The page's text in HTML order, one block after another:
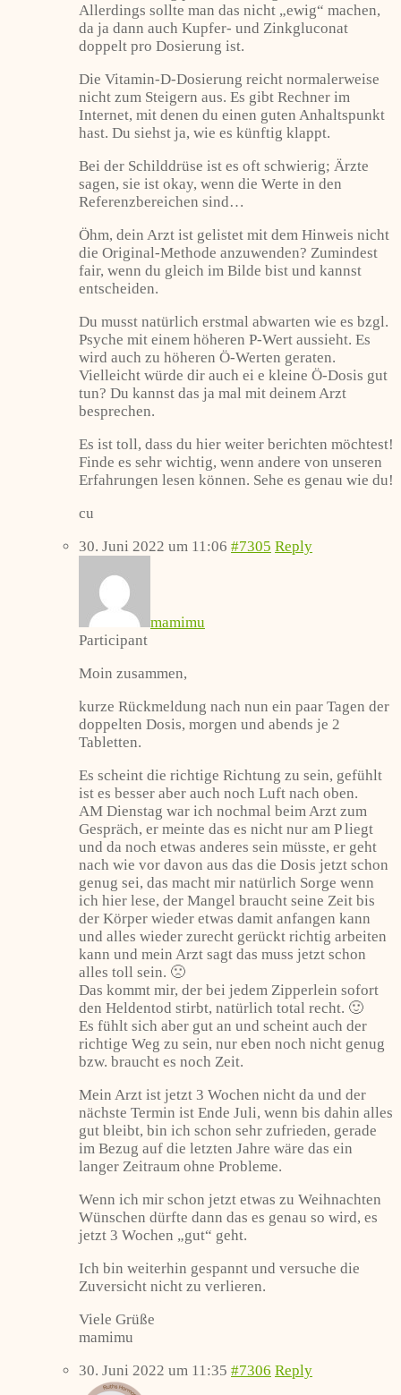
Allerdings sollte man das nicht „ewig“ machen,
da ja dann auch Kupfer- und Zinkgluconat
doppelt pro Dosierung ist.
Die Vitamin-D-Dosierung reicht normalerweise
nicht zum Steigern aus. Es gibt Rechner im
Internet, mit denen du einen guten Anhaltspunkt
hast. Du siehst ja, wie es künftig klappt.
Bei der Schilddrüse ist es oft schwierig; Ärzte
sagen, sie ist okay, wenn die Werte in den
Referenzbereichen sind…
Öhm, dein Arzt ist gelistet mit dem Hinweis nicht
die Original-Methode anzuwenden? Zumindest
fair, wenn du gleich im Bilde bist und kannst
entscheiden.
Du musst natürlich erstmal abwarten wie es bzgl.
Psyche mit einem höheren P-Wert aussieht. Es
wird auch zu höheren Ö-Werten geraten.
Vielleicht würde dir auch ei e kleine Ö-Dosis gut
tun? Du kannst das ja mal mit deinem Arzt
besprechen.
Es ist toll, dass du hier weiter berichten möchtest!
Finde es sehr wichtig, wenn andere von unseren
Erfahrungen lesen können. Sehe es genau wie du!
cu
30. Juni 2022 um 11:06 #7305 Reply
mamimu
Participant
Moin zusammen,
kurze Rückmeldung nach nun ein paar Tagen der
doppelten Dosis, morgen und abends je 2
Tabletten.
Es scheint die richtige Richtung zu sein, gefühlt
ist es besser aber auch noch Luft nach oben.
AM Dienstag war ich nochmal beim Arzt zum
Gespräch, er meinte das es nicht nur am P liegt
und da noch etwas anderes sein müsste, er geht
nach wie vor davon aus das die Dosis jetzt schon
genug sei, das macht mir natürlich Sorge wenn
ich hier lese, der Mangel braucht seine Zeit bis
der Körper wieder etwas damit anfangen kann
und alles wieder zurecht gerückt richtig arbeiten
kann und mein Arzt sagt das muss jetzt schon
alles toll sein. 🙁
Das kommt mir, der bei jedem Zipperlein sofort
den Heldentod stirbt, natürlich total recht. 🙂
Es fühlt sich aber gut an und scheint auch der
richtige Weg zu sein, nur eben noch nicht genug
bzw. braucht es noch Zeit.
Mein Arzt ist jetzt 3 Wochen nicht da und der
nächste Termin ist Ende Juli, wenn bis dahin alles
gut bleibt, bin ich schon sehr zufrieden, gerade
im Bezug auf die letzten Jahre wäre das ein
langer Zeitraum ohne Probleme.
Wenn ich mir schon jetzt etwas zu Weihnachten
Wünschen dürfte dann das es genau so wird, es
jetzt 3 Wochen „gut“ geht.
Ich bin weiterhin gespannt und versuche die
Zuversicht nicht zu verlieren.
Viele Grüße
mamimu
30. Juni 2022 um 11:35 #7306 Reply